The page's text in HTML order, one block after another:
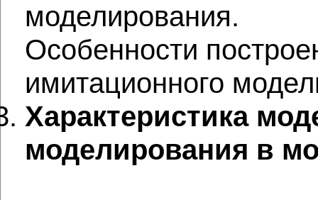
моделирования.
Особенности
имитационного
Характеристика
моделирования в